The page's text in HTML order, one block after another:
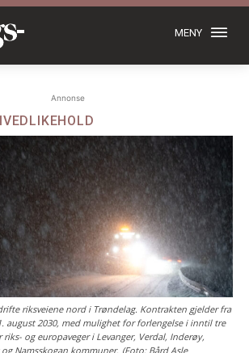
MENY
Annonse
riksveiene nord i Trøndelag. Kontrakten gjelder fra
august 2030, med mulighet for forlengelse i inntil tre
og europaveger i Levanger, Verdal, Inderøy,
Namsskogan kommuner. (Foto: Bård Asle